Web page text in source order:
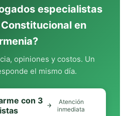
especialistas
en
opiniones y costos. Un
el mismo día.
con 3
Atención
inmediata